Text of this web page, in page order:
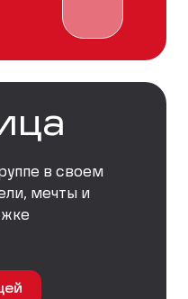
в своем
мечты и